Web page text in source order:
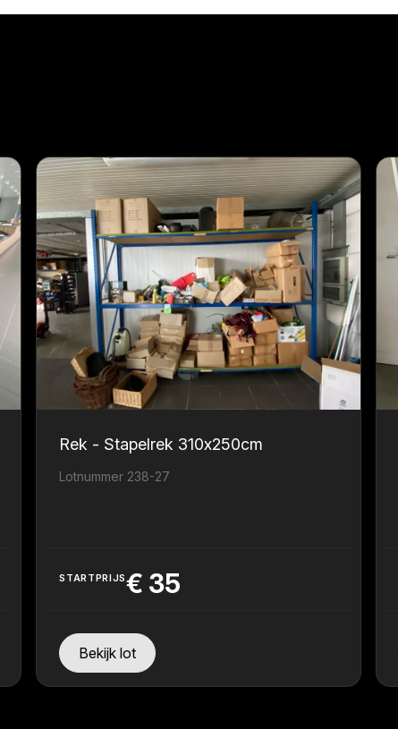
Rek - Stapelrek 310x250cm
Lotnummer 238-27
STARTPRIJS€ 35
Bekijk lot